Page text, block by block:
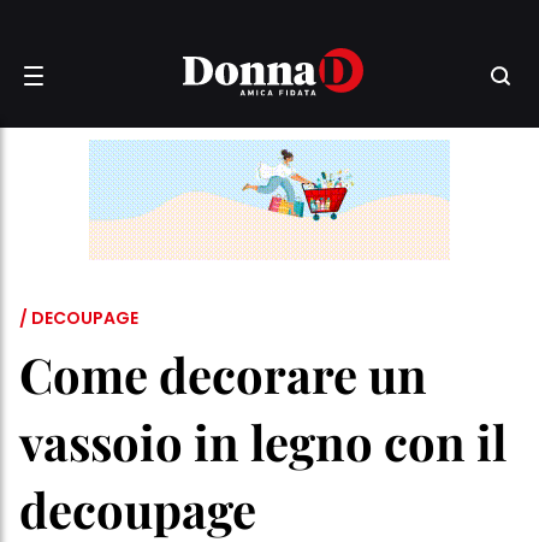
/ DECOUPAGE
Come decorare un
vassoio in legno con il
decoupage